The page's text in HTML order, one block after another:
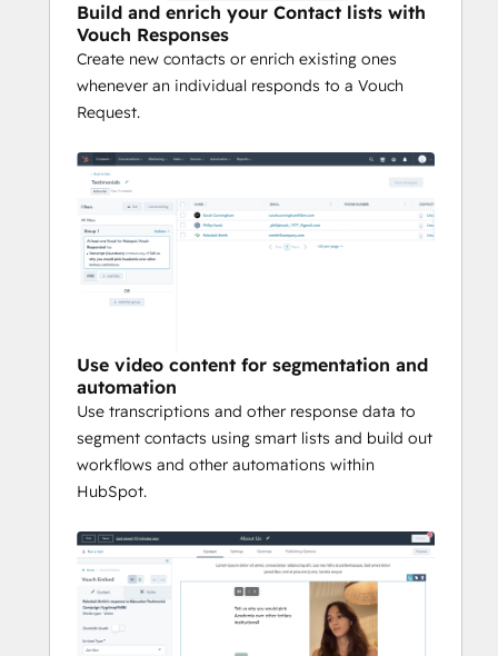
Build and enrich your Contact lists with
Vouch Responses
Create new contacts or enrich existing ones
whenever an individual responds to a Vouch
Request.
Use video content for segmentation and
automation
Use transcriptions and other response data to
segment contacts using smart lists and build out
workflows and other automations within
HubSpot.